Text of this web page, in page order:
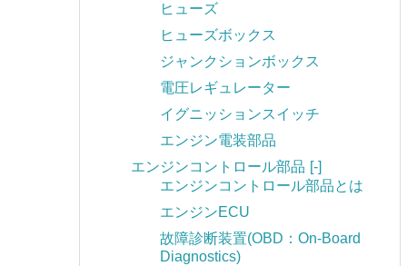
ヒューズ
ヒューズボックス
ジャンクションボックス
電圧レギュレーター
イグニッションスイッチ
エンジン電装部品
エンジンコントロール部品 [-]
エンジンコントロール部品とは
エンジンECU
故障診断装置(OBD：On-Board
Diagnostics)